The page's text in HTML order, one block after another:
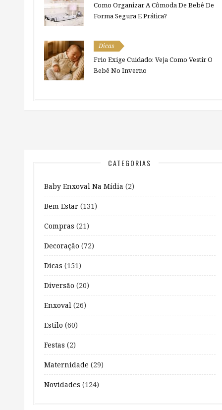
Como Organizar A Cômoda De Bebê De
Forma Segura E Prática?
Dicas
Frio Exige Cuidado: Veja Como Vestir O
Bebê No Inverno
CATEGORIAS
Baby Enxoval Na Mídia (2)
Bem Estar (131)
Compras (21)
Decoração (72)
Dicas (151)
Diversão (20)
Enxoval (26)
Estilo (60)
Festas (2)
Maternidade (29)
Novidades (124)